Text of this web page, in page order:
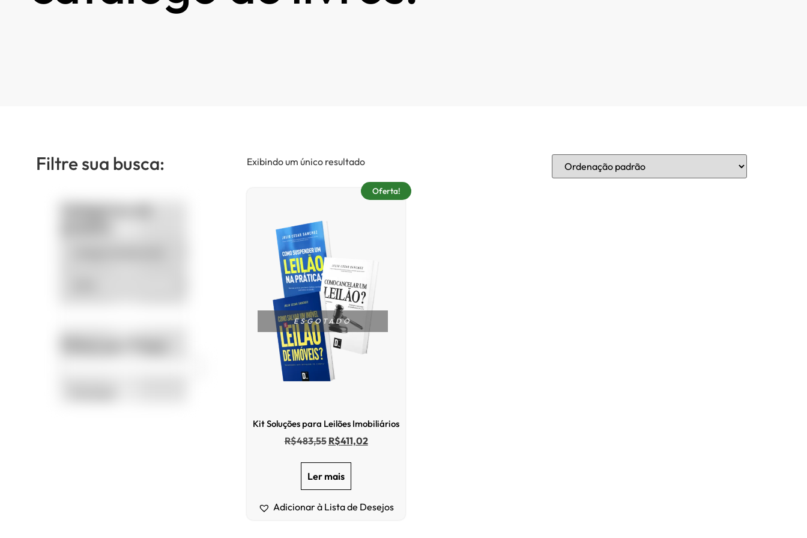
Filtre sua busca:
Categorias de
Exibindo um único resultado
Oferta!
ESGOTADO
Kit Soluções para Leilões Imobiliários
R$483,55 R$411,02
Ler mais
Adicionar à Lista de Desejos